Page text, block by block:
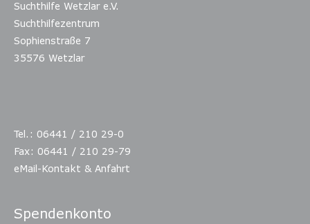
Suchthilfe Wetzlar e.V.
Suchthilfezentrum
Sophienstraße 7
35576 Wetzlar
Tel.: 06441 / 210 29-0
Fax: 06441 / 210 29-79
eMail-Kontakt & Anfahrt
Spendenkonto